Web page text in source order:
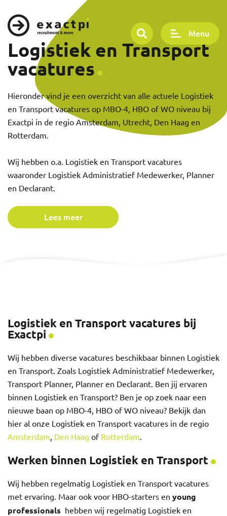
Menu
Logistiek en Transport
vacatures
Hieronder vind je een overzicht van alle actuele Logistiek
en Transport vacatures op MBO-4, HBO of WO niveau bij
Exactpi in de regio Amsterdam, Utrecht, Den Haag en
Rotterdam.
Wij hebben o.a. Logistiek en Transport vacatures
waaronder Logistiek Administratief Medewerker, Planner
en Declarant.
Lees meer
Logistiek en Transport vacatures bij
Exactpi
Wij hebben diverse vacatures beschikbaar binnen Logistiek
en Transport. Zoals Logistiek Administratief Medewerker,
Transport Planner, Planner en Declarant. Ben jij ervaren
binnen Logistiek en Transport? Ben je op zoek naar een
nieuwe baan op MBO-4, HBO of WO niveau? Bekijk dan
hier al onze Logistiek en Transport vacatures in de regio
Amsterdam, Den Haag of Rotterdam.
Werken binnen Logistiek en Transport
Wij hebben regelmatig Logistiek en Transport vacatures
met ervaring. Maar ook voor HBO-starters en young
professionals hebben wij regelmatig Logistiek en